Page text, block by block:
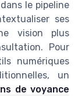
le pipeline
ses
vision plus
Pour
numériques
un
de voyance